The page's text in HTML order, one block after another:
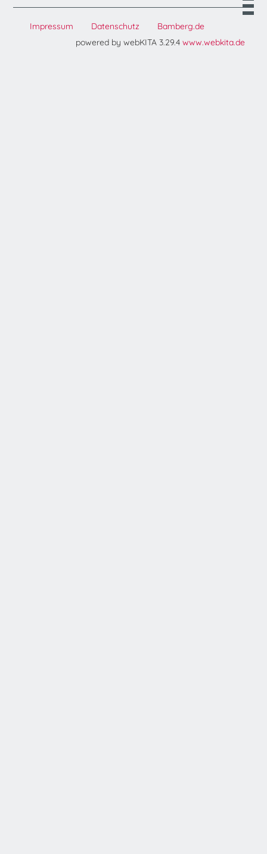
Impressum Datenschutz
Bamberg.de
powered by webKITA 3.29.4 www.webkita.de